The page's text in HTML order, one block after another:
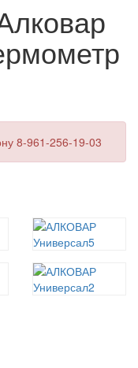
8-961-256-19-03